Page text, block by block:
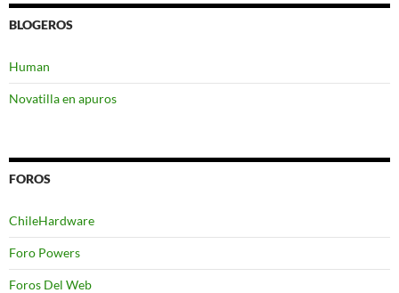
BLOGEROS
Human
Novatilla en apuros
FOROS
ChileHardware
Foro Powers
Foros Del Web